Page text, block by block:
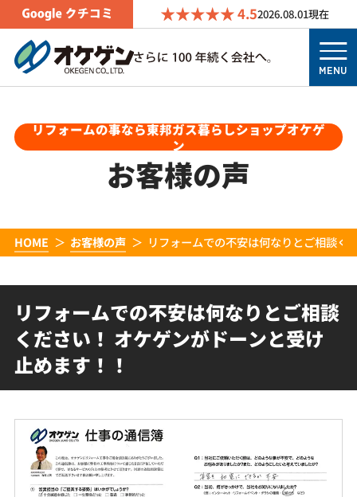
4.52026.08.01現在
MENU
リフォームの事なら東邦ガス暮らしショップオケゲ
ン
お客様の声
HOME お客様の声 リフォームでの不安は何なりとご相談く
リフォームでの不安は何なりとご相談
ください！ オケゲンがドーンと受け
止めます！！